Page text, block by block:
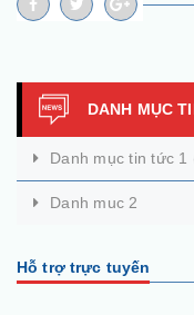
DANH MỤC
Danh mục tin tức 1
Danh muc 2
Hỗ trợ trực tuyến